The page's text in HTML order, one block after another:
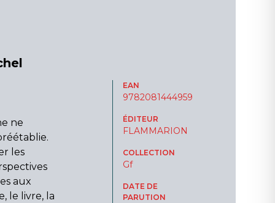
ne
les
aux
le livre, la
EAN
9782081444959
ÉDITEUR
FLAMMARION
COLLECTION
Gf
DATE DE
PARUTION